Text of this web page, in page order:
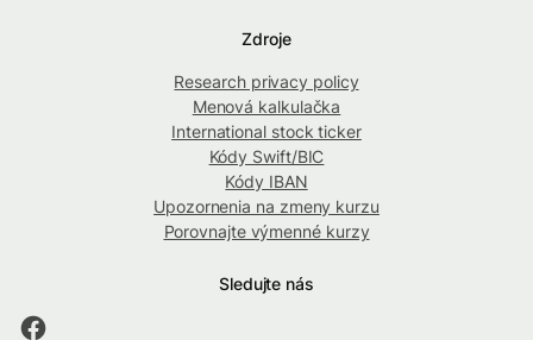
Zdroje
Research privacy policy
Menová kalkulačka
International stock ticker
Kódy Swift/BIC
Kódy IBAN
Upozornenia na zmeny kurzu
Porovnajte výmenné kurzy
Sledujte nás